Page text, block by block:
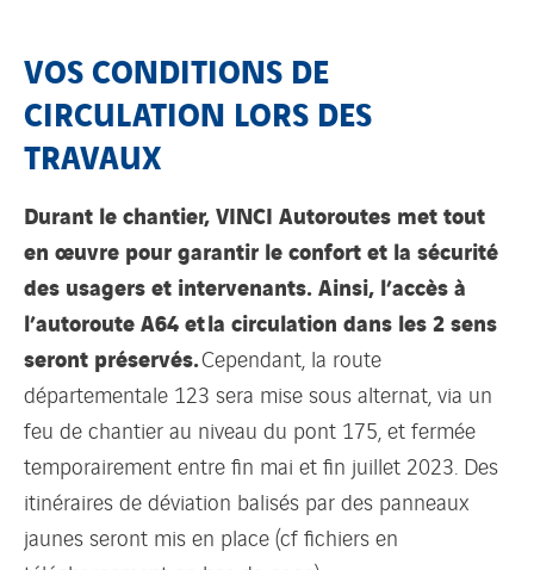
VOS CONDITIONS DE
CIRCULATION LORS DES
TRAVAUX
Durant le chantier, VINCI Autoroutes met tout
en oeuvre pour garantir le confort et la sécurité
des usagers et intervenants. Ainsi, l’accès à
l’autoroute A64 et la circulation dans les 2 sens
seront préservés.Cependant, la route
départementale 123 sera mise sous alternat, via un
feu de chantier au niveau du pont 175, et fermée
temporairement entre fin mai et fin juillet 2023. Des
itinéraires de déviation balisés par des panneaux
jaunes seront mis en place (cf fichiers en